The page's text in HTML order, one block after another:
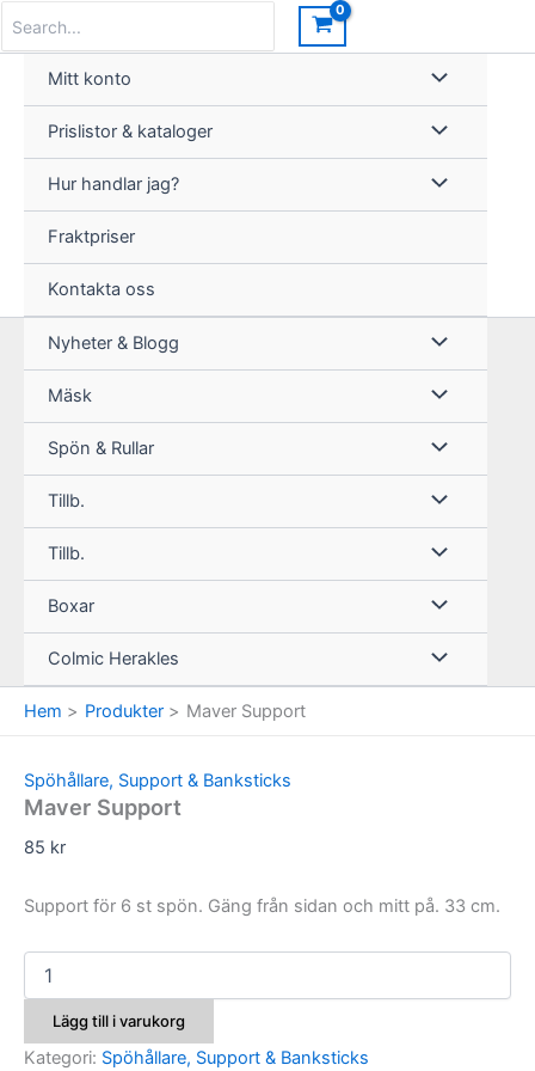
innehåll
for:
Mitt konto
Prislistor & kataloger
Hur handlar jag?
Fraktpriser
Kontakta oss
Nyheter & Blogg
Mäsk
Spön & Rullar
Tillb.
Tillb.
Boxar
Colmic Herakles
Hem Produkter Maver Support
Spöhållare, Support & Banksticks
Maver Support
85 kr
Support för 6 st spön. Gäng från sidan och mitt på. 33 cm.
Maver
Support
Lägg till i varukorg
Kategori: Spöhållare, Support & Banksticks